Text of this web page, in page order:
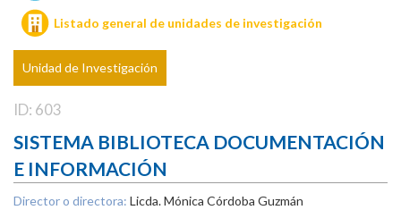
Listado general de unidades de investigación
Unidad de Investigación
ID: 603
SISTEMA BIBLIOTECA DOCUMENTACIÓN
E INFORMACIÓN
Director o directora: Licda. Mónica Córdoba Guzmán